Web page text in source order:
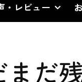
・レビュー
だ